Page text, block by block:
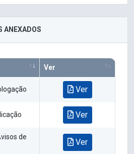
ANEXADOS
Ver
Ver
Ver
de
Ver